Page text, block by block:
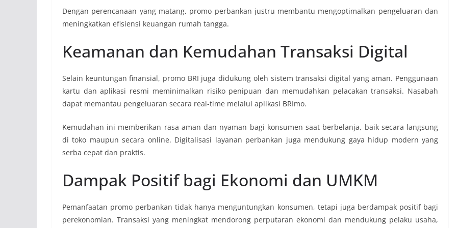
Dengan perencanaan yang matang, promo perbankan justru membantu mengoptimalkan pengeluaran dan
meningkatkan efisiensi keuangan rumah tangga.
Keamanan dan Kemudahan Transaksi Digital
Selain keuntungan finansial, promo BRI juga didukung oleh sistem transaksi digital yang aman. Penggunaan
kartu dan aplikasi resmi meminimalkan risiko penipuan dan memudahkan pelacakan transaksi. Nasabah
dapat memantau pengeluaran secara real-time melalui aplikasi BRImo.
Kemudahan ini memberikan rasa aman dan nyaman bagi konsumen saat berbelanja, baik secara langsung
di toko maupun secara online. Digitalisasi layanan perbankan juga mendukung gaya hidup modern yang
serba cepat dan praktis.
Dampak Positif bagi Ekonomi dan UMKM
Pemanfaatan promo perbankan tidak hanya menguntungkan konsumen, tetapi juga berdampak positif bagi
perekonomian. Transaksi yang meningkat mendorong perputaran ekonomi dan mendukung pelaku usaha,